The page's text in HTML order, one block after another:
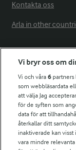
Kontakta oss
Arla in other
Fler Arlasajter
För ägare
Arlas kundportal
Arla.com
Falbygdens Ost
Arla webbshop
Bildbank
Vi bryr oss om
Vi och våra6
som webbläsardata
att välja Jag
för de syften som
data för att
återkallar ditt
inaktiverade kan visst
vara mindre